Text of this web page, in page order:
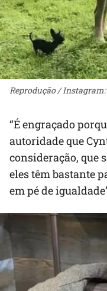
Reprodução /
“É engraçado
autoridade que
consideração, que
eles têm bastante
em pé de